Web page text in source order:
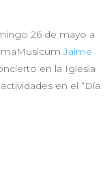
26 de mayo a
Jaime
en la Iglesia
en el “Día